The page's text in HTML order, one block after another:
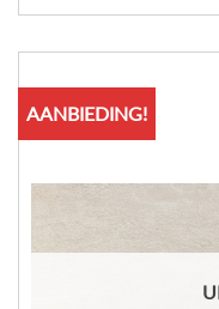
AANBIEDING!